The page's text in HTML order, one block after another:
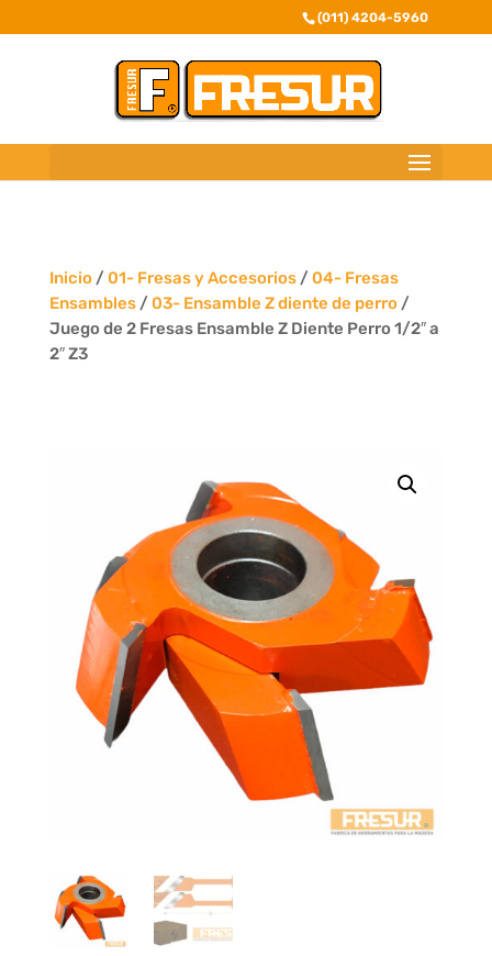
(011) 4204-5960
Inicio/ 01- Fresas y Accesorios/ 04- Fresas
Ensambles/ 03- Ensamble Z diente de perro/
Juego de 2 Fresas Ensamble Z Diente Perro 1/2″ a
2″ Z3